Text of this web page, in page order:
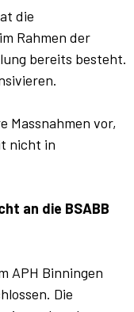
die
Rahmen der
bereits besteht.
Massnahmen vor,
nicht in
an die BSABB
APH Binningen
Die